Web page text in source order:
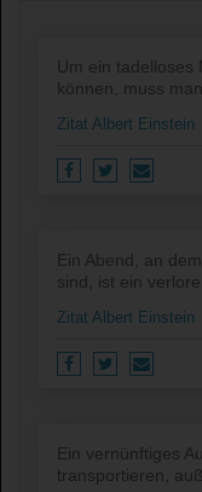
Um ein tadelloses
können, muss
Zitat Albert Einstein
Ein Abend, an
sind, ist ein
Zitat Albert Einstein
Ein vernünftiges
transportieren,